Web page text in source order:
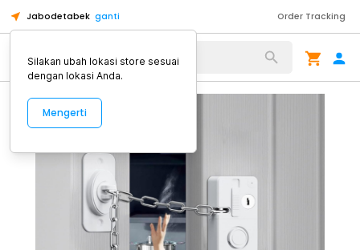
Jabodetabek ganti Order Tracking
Alat Kopi
Silakan ubah lokasi store sesuai
dengan lokasi Anda.
Mengerti